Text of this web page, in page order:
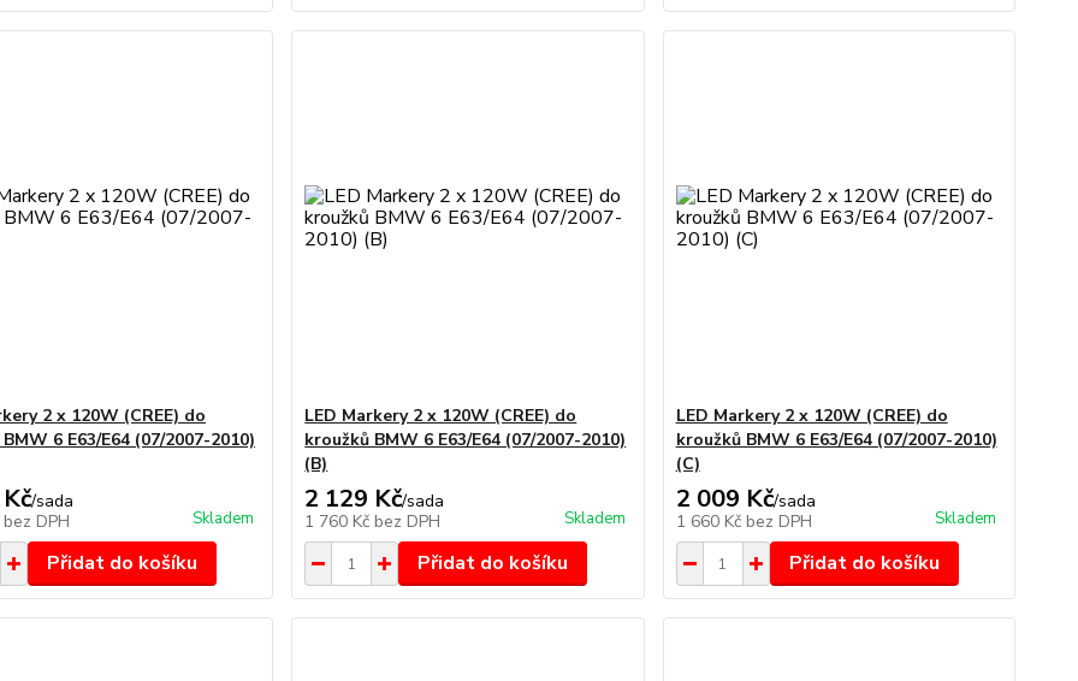
2 x 120W (CREE) do
6 E63/E64 (07/2007-2010)
/sada
bez DPH Skladem
Přidat do košíku
LED Markery 2 x 120W (CREE) do
kroužků BMW 6 E63/E64 (07/2007-2010)
(B)
2 129 Kč/sada
1 760 Kč bez DPH Skladem
Přidat do košíku
LED Markery 2 x 120W (CREE) do
kroužků BMW 6 E63/E64 (07/2007-2010)
(C)
2 009 Kč/sada
1 660 Kč bez DPH Skladem
Přidat do košíku